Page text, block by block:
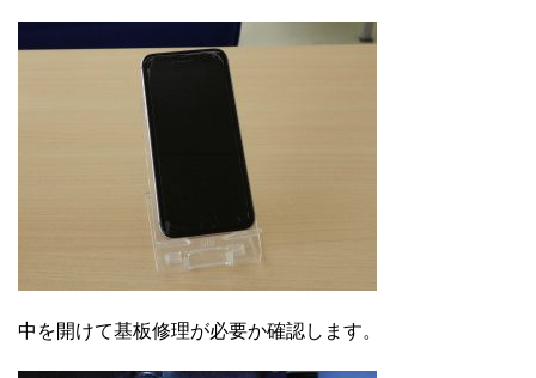
中を開けて基板修理が必要か確認します。